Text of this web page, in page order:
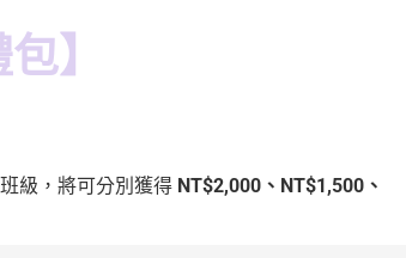
】
級，將可分別獲得 NT$2,000、NT$1,500、